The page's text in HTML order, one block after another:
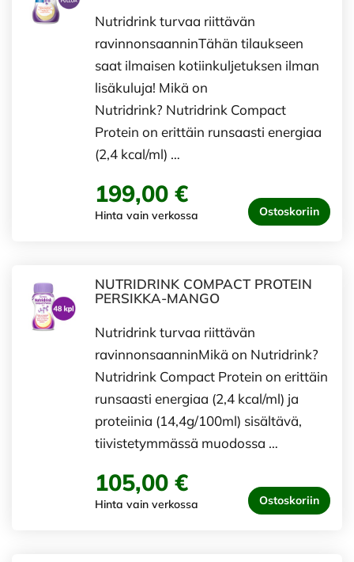
Nutridrink turvaa riittävän
ravinnonsaanninTähän tilaukseen
saat ilmaisen kotiinkuljetuksen ilman
lisäkuluja! Mikä on
Nutridrink? Nutridrink Compact
Protein on erittäin runsaasti energiaa
(2,4 kcal/ml) …
199,00 €
Hinta vain verkossa Ostoskoriin
NUTRIDRINK COMPACT PROTEIN
PERSIKKA-MANGO
Nutridrink turvaa riittävän
ravinnonsaanninMikä on Nutridrink?
Nutridrink Compact Protein on erittäin
runsaasti energiaa (2,4 kcal/ml) ja
proteiinia (14,4g/100ml) sisältävä,
tiivistetymmässä muodossa …
105,00 €
Hinta vain verkossa Ostoskoriin